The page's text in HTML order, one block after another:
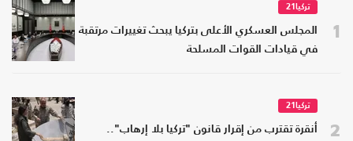
1
تركيا21
المجلس العسكري الأعلى بتركيا يبحث تغييرات مرتقبة
في قيادات القوات المسلحة
2
تركيا21
أنقرة تقترب من إقرار قانون "تركيا بلا إرهاب"..